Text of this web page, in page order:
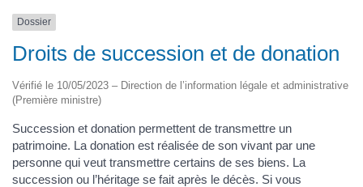
Dossier
Droits de succession et de donation
Vérifié le 10/05/2023 – Direction de l’information légale et administrative
(Première ministre)
Succession et donation permettent de transmettre un
patrimoine. La donation est réalisée de son vivant par une
personne qui veut transmettre certains de ses biens. La
succession ou l’héritage se fait après le décès. Si vous